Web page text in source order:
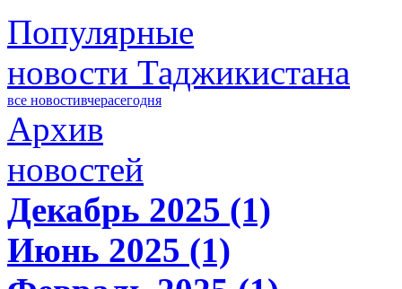
Популярные
новости Таджикистана
все новостивчерасегодня
Архив
новостей
Декабрь 2025 (1)
Июнь 2025 (1)